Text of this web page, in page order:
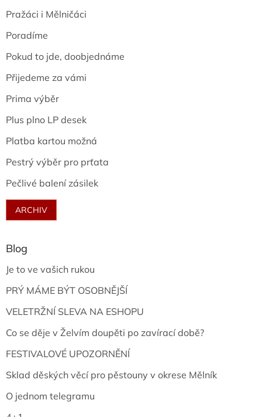
Pražáci i Mělničáci
Poradíme
Pokud to jde, doobjednáme
Přijedeme za vámi
Prima výběr
Plus plno LP desek
Platba kartou možná
Pestrý výběr pro prťata
Pečlivé balení zásilek
ARCHIV
Blog
Je to ve vašich rukou
PRÝ MÁME BÝT OSOBNĚJŠÍ
VELETRŽNÍ SLEVA NA ESHOPU
Co se děje v Želvím doupěti po zavírací době?
FESTIVALOVÉ UPOZORNĚNÍ
Sklad děských věcí pro pěstouny v okrese Mělník
O jednom telegramu